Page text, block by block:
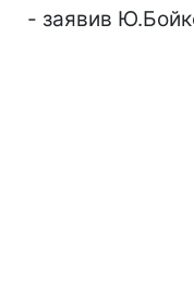
- заявив